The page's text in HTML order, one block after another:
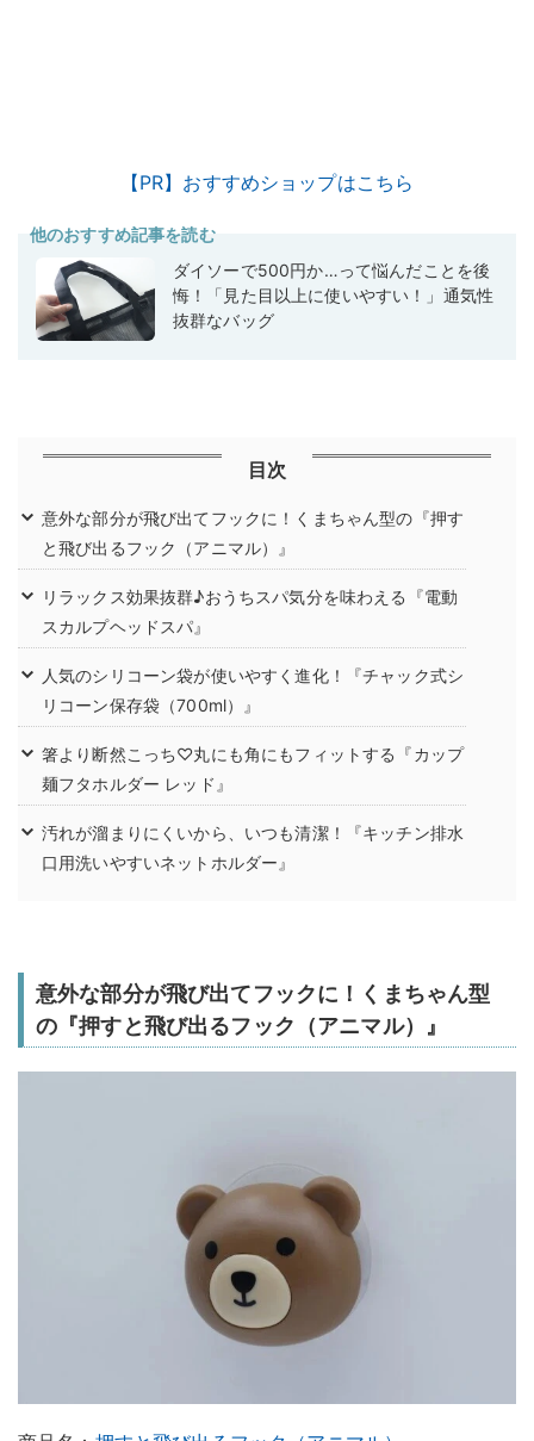
【PR】おすすめショップはこちら
他のおすすめ記事を読む
ダイソーで500円か…って悩んだことを後
悔！「見た目以上に使いやすい！」通気性
抜群なバッグ
目次
意外な部分が飛び出てフックに！くまちゃん型の『押す
と飛び出るフック（アニマル）』
リラックス効果抜群♪おうちスパ気分を味わえる『電動
スカルプヘッドスパ』
人気のシリコーン袋が使いやすく進化！『チャック式シ
リコーン保存袋（700ml）』
箸より断然こっち♡丸にも角にもフィットする『カップ
麺フタホルダー レッド』
汚れが溜まりにくいから、いつも清潔！『キッチン排水
口用洗いやすいネットホルダー』
意外な部分が飛び出てフックに！くまちゃん型
の『押すと飛び出るフック（アニマル）』